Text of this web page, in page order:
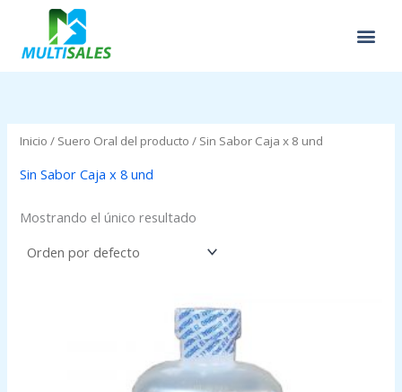
contenido
Inicio / Suero Oral del producto / Sin Sabor Caja x 8 und
Sin Sabor Caja x 8 und
Mostrando el único resultado